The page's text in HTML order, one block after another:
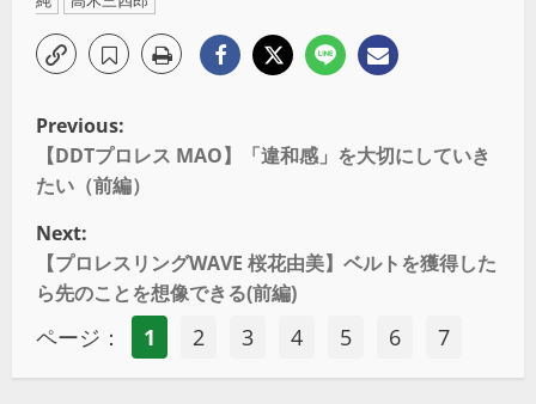
Previous:
【DDTプロレス MAO】「違和感」を大切にしていき
たい（前編）
Next:
【プロレスリングWAVE 桜花由美】ベルトを獲得した
ら先のことを想像できる(前編)
ページ： 1 2 3 4 5 6 7